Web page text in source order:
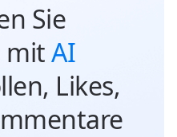
Sie
mitAI
Likes,